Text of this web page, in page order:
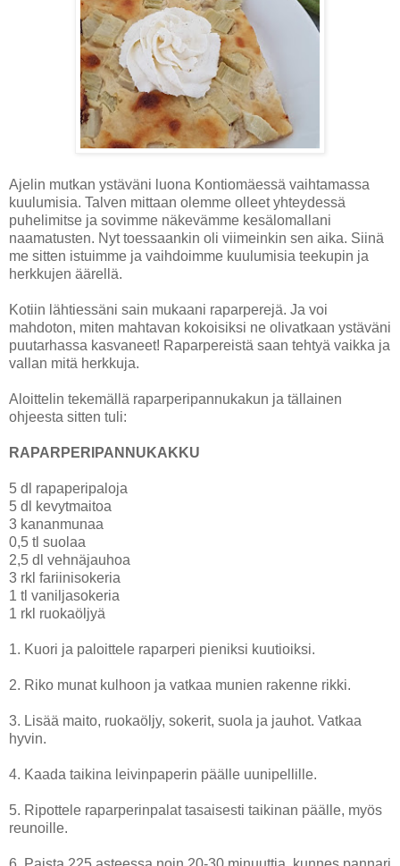
Ajelin mutkan ystäväni luona Kontiomäessä vaihtamassa
kuulumisia. Talven mittaan olemme olleet yhteydessä
puhelimitse ja sovimme näkevämme kesälomallani
naamatusten. Nyt toessaankin oli viimeinkin sen aika. Siinä
me sitten istuimme ja vaihdoimme kuulumisia teekupin ja
herkkujen äärellä.
Kotiin lähtiessäni sain mukaani raparperejä. Ja voi
mahdoton, miten mahtavan kokoisiksi ne olivatkaan ystäväni
puutarhassa kasvaneet! Raparpereistä saan tehtyä vaikka ja
vallan mitä herkkuja.
Aloittelin tekemällä raparperipannukakun ja tällainen
ohjeesta sitten tuli:
RAPARPERIPANNUKAKKU
5 dl rapaperipaloja
5 dl kevytmaitoa
3 kananmunaa
0,5 tl suolaa
2,5 dl vehnäjauhoa
3 rkl fariinisokeria
1 tl vaniljasokeria
1 rkl ruokaöljyä
1. Kuori ja paloittele raparperi pieniksi kuutioiksi.
2. Riko munat kulhoon ja vatkaa munien rakenne rikki.
3. Lisää maito, ruokaöljy, sokerit, suola ja jauhot. Vatkaa
hyvin.
4. Kaada taikina leivinpaperin päälle uunipellille.
5. Ripottele raparperinpalat tasaisesti taikinan päälle, myös
reunoille.